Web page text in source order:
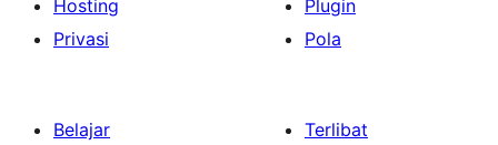
Hosting
Privasi
Plugin
Pola
Belajar
Terlibat